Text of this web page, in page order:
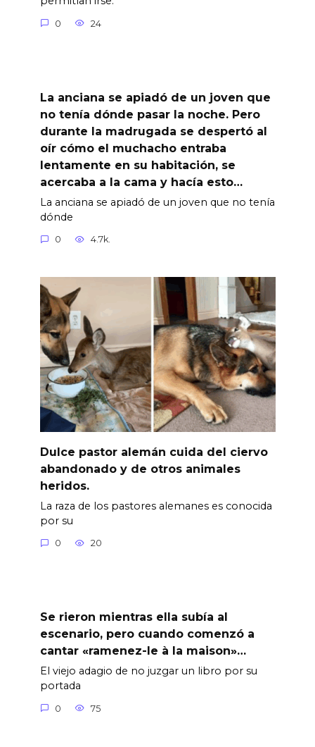
0 24
La anciana se apiadó de un joven que
no tenía dónde pasar la noche. Pero
durante la madrugada se despertó al
oír cómo el muchacho entraba
lentamente en su habitación, se
acercaba a la cama y hacía esto…
La anciana se apiadó de un joven que no tenía
dónde
0 4.7k.
Dulce pastor alemán cuida del ciervo
abandonado y de otros animales
heridos.
La raza de los pastores alemanes es conocida
por su
0 20
Se rieron mientras ella subía al
escenario, pero cuando comenzó a
cantar «ramenez-le à la maison»…
El viejo adagio de no juzgar un libro por su
portada
0 75